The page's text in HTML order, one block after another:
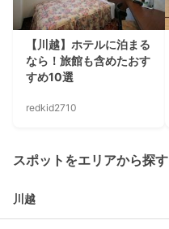
【川越】ホテルに泊まる
なら！旅館も含めたおす
すめ10選
redkid2710
スポットをエリアから探す
川越